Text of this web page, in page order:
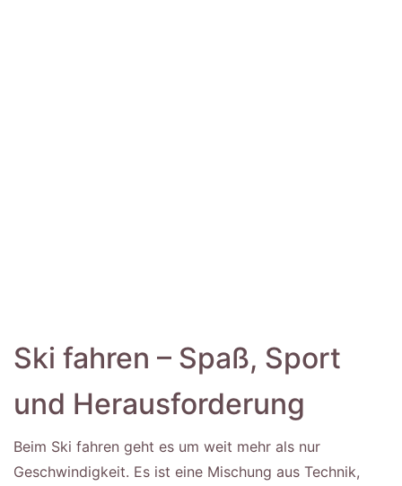
Ski fahren – Spaß, Sport
und Herausforderung
Beim Ski fahren geht es um weit mehr als nur
Geschwindigkeit. Es ist eine Mischung aus Technik,